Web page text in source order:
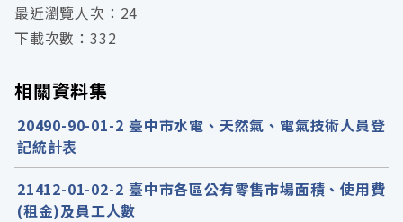
最近瀏覽人次：24
下載次數：332
相關資料集
20490-90-01-2 臺中市水電、天然氣、電氣技術人員登
記統計表
21412-01-02-2 臺中市各區公有零售市場面積、使用費
(租金)及員工人數